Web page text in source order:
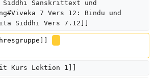
Sanskrittext und
7 Vers 12: Bindu und
Siddhi Vers 7.12]]
Kurs Lektion 1]]